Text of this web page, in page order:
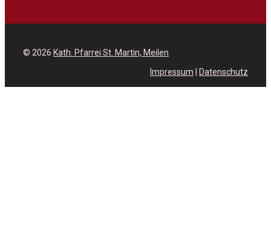
© 2026 Kath. Pfarrei St. Martin, Meilen
Impressum
Datenschutz